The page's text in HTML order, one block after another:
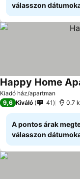
válasszon
Kiadó ház/apartman
Happy Home
9,6 Kiváló 41 0.7
A pontos árak
válasszon